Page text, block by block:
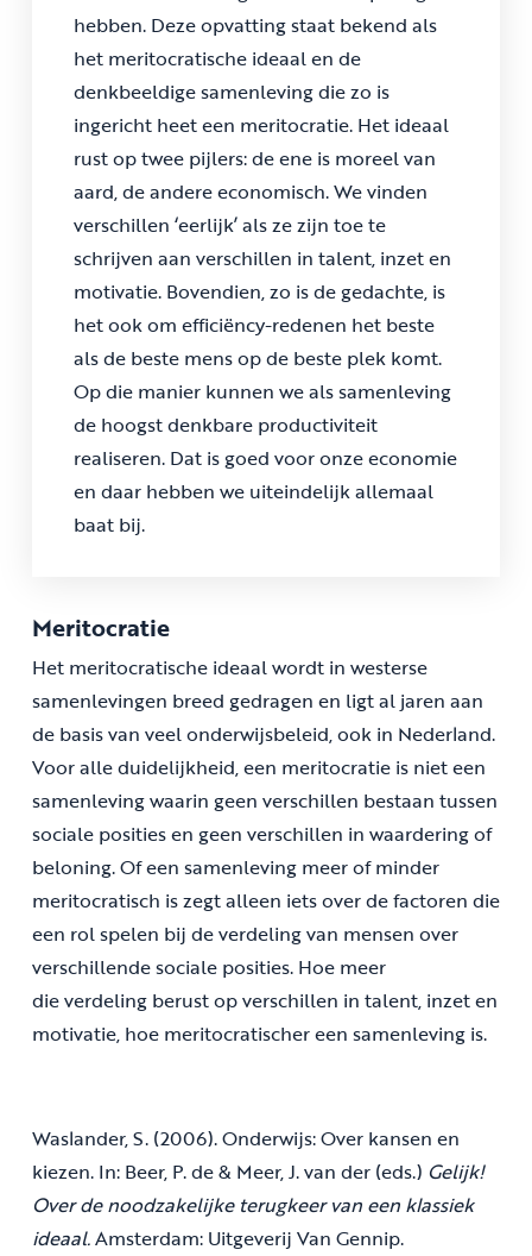
hebben. Deze opvatting staat bekend als
het meritocratische ideaal en de
denkbeeldige samenleving die zo is
ingericht heet een meritocratie. Het ideaal
rust op twee pijlers: de ene is moreel van
aard, de andere economisch. We vinden
verschillen ‘eerlijk’ als ze zijn toe te
schrijven aan verschillen in talent, inzet en
motivatie. Bovendien, zo is de gedachte, is
het ook om efficiëncy-redenen het beste
als de beste mens op de beste plek komt.
Op die manier kunnen we als samenleving
de hoogst denkbare productiviteit
realiseren. Dat is goed voor onze economie
en daar hebben we uiteindelijk allemaal
baat bij.
Meritocratie
Het meritocratische ideaal wordt in westerse
samenlevingen breed gedragen en ligt al jaren aan
de basis van veel onderwijsbeleid, ook in Nederland.
Voor alle duidelijkheid, een meritocratie is niet een
samenleving waarin geen verschillen bestaan tussen
sociale posities en geen verschillen in waardering of
beloning. Of een samenleving meer of minder
meritocratisch is zegt alleen iets over de factoren die
een rol spelen bij de verdeling van mensen over
verschillende sociale posities. Hoe meer
die verdeling berust op verschillen in talent, inzet en
motivatie, hoe meritocratischer een samenleving is.
Waslander, S. (2006). Onderwijs: Over kansen en
kiezen. In: Beer, P. de & Meer, J. van der (eds.) Gelijk!
Over de noodzakelijke terugkeer van een klassiek
ideaal.Amsterdam: Uitgeverij Van Gennip.